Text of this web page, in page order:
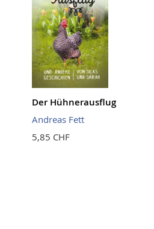
Der Hühnerausflug
Andreas Fett
5,85 CHF